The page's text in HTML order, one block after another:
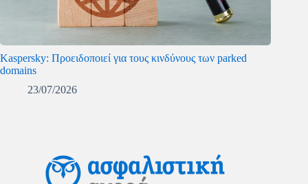
Kaspersky: Προειδοποιεί για τους κινδύνους των parked
domains
23/07/2026